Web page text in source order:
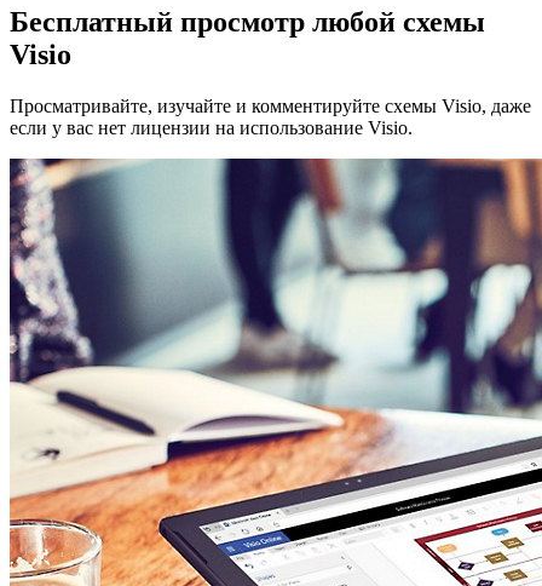
Бесплатный просмотр любой схемы
Visio
Просматривайте, изучайте и комментируйте схемы Visio, даже
если у вас нет лицензии на использование Visio.